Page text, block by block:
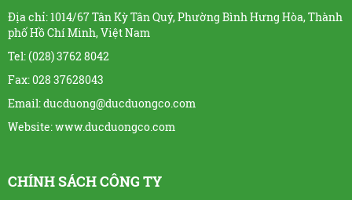
Địa chỉ: 1014/67 Tân Kỳ Tân Quý, Phường Bình Hưng Hòa, Thành
phố Hồ Chí Minh, Việt Nam
Tel: (028) 3762 8042
Fax: 028 37628043
Email: ducduong@ducduongco.com
Website:www.ducduongco.com
CHÍNH SÁCH CÔNG TY